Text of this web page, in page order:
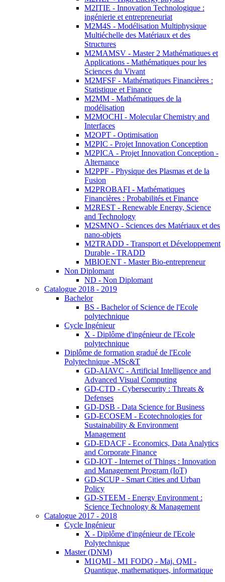
M2ITIE - Innovation Technologique :
ingénierie et entrepreneuriat
M2M4S - Modélisation Multiphysique
Multiéchelle des Matériaux et des
Structures
M2MAMSV - Master 2 Mathématiques et
Applications - Mathématiques pour les
Sciences du Vivant
M2MFSF - Mathématiques Financières :
Statistique et Finance
M2MM - Mathématiques de la
modélisation
M2MOCHI - Molecular Chemistry and
Interfaces
M2OPT - Optimisation
M2PIC - Projet Innovation Conception
M2PICA - Projet Innovation Conception -
Alternance
M2PPF - Physique des Plasmas et de la
Fusion
M2PROBAFI - Mathématiques
Financières : Probabilités et Finance
M2REST - Renewable Energy, Science
and Technology
M2SMNO - Sciences des Matériaux et des
nano-objets
M2TRADD - Transport et Développement
Durable - TRADD
MBIOENT - Master Bio-entrepreneur
Non Diplomant
ND - Non Diplomant
Catalogue 2018 - 2019
Bachelor
BS - Bachelor of Science de l'Ecole
polytechnique
Cycle Ingénieur
X - Diplôme d'ingénieur de l'Ecole
polytechnique
Diplôme de formation gradué de l'Ecole
Polytechnique -MSc&T
GD-AIAVC - Artificial Intelligence and
Advanced Visual Computing
GD-CTD - Cybersecurity : Threats &
Defenses
GD-DSB - Data Science for Business
GD-ECOSEM - Ecotechnologies for
Sustainability & Environment
Management
GD-EDACF - Economics, Data Analytics
and Corporate Finance
GD-IOT - Internet of Things : Innovation
and Management Program (IoT)
GD-SCUP - Smart Cities and Urban
Policy
GD-STEEM - Energy Environment :
Science Technology & Management
Catalogue 2017 - 2018
Cycle Ingénieur
X - Diplôme d'ingénieur de l'Ecole
Polytechnique
Master (DNM)
M1QMI - M1 FODQ - Maj. QMI -
Quantique, mathematiques, informatique